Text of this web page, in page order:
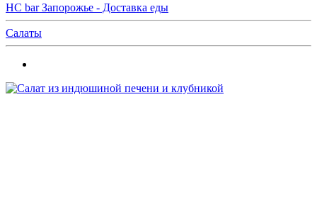
HC bar Запорожье - Доставка еды
Салаты